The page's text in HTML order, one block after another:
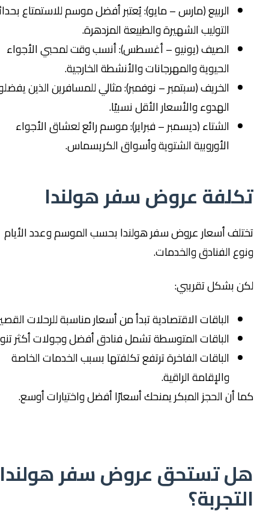
الربيع (مارس – مايو): يُعتبر أفضل موسم للاستمتاع بحدائق
التوليب الشهيرة والطبيعة المزدهرة.
الصيف (يونيو – أغسطس): أنسب وقت لمحبي الأجواء
الحيوية والمهرجانات والأنشطة الخارجية.
الخريف (سبتمبر – نوفمبر): مثالي للمسافرين الذين يفضلون
الهدوء والأسعار الأقل نسبيًا.
الشتاء (ديسمبر – فبراير): موسم رائع لعشاق الأجواء
الأوروبية الشتوية وأسواق الكريسماس.
عروض سفر هولندا
أسعار عروض سفر هولندا بحسب الموسم وعدد الأيام
الفنادق والخدمات.
بشكل تقريبي:
الباقات الاقتصادية تبدأ من أسعار مناسبة للرحلات القصيرة.
الباقات المتوسطة تشمل فنادق أفضل وجولات أكثر تنوعًا.
الباقات الفاخرة ترتفع تكلفتها بسبب الخدمات الخاصة
والإقامة الراقية.
أن الحجز المبكر يمنحك أسعارًا أفضل واختيارات أوسع.
تستحق عروض سفر هولندا